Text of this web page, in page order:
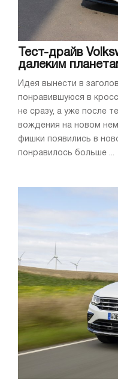
Тест-драйв
далеким
Идея вынести в
понравившуюся в
не сразу, а уже после
вождения на новом
фишки появились в
понравилось больше ...